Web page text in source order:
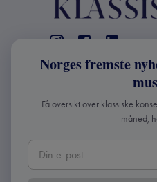
KONTAKT
Live Klassisk: +47
info@liveklassisk.no
Live Klassisk
Org nr: 932392364
Norges fremste
Få oversikt over klassiske
måned,